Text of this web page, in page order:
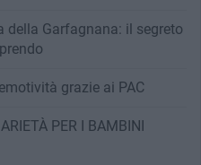
della Garfagnana: il segreto
grazie ai PAC
PER I BAMBINI